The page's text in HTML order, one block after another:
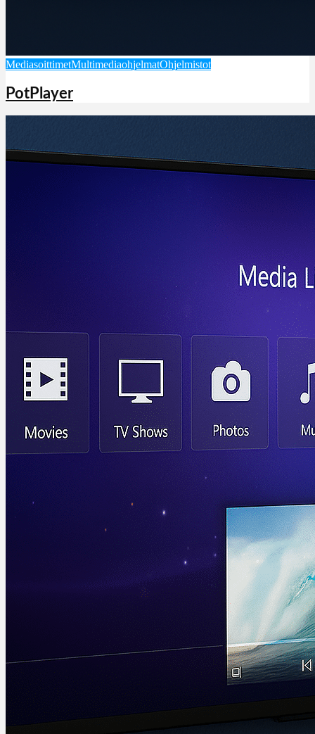
MediasoittimetMultimediaohjelmatOhjelmistot
PotPlayer